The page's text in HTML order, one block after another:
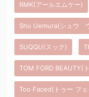
RMK(アールエムケー)
Shu Uemura(シュウ
SUQQU(スック)
TOM FORD BEAUTY(
Too Faced(トゥー フェ